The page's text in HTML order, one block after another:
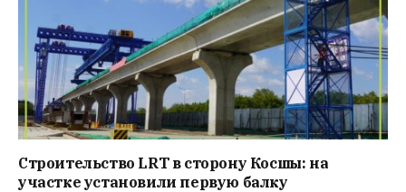
Строительство LRT в сторону Косшы: на
участке установили первую балку